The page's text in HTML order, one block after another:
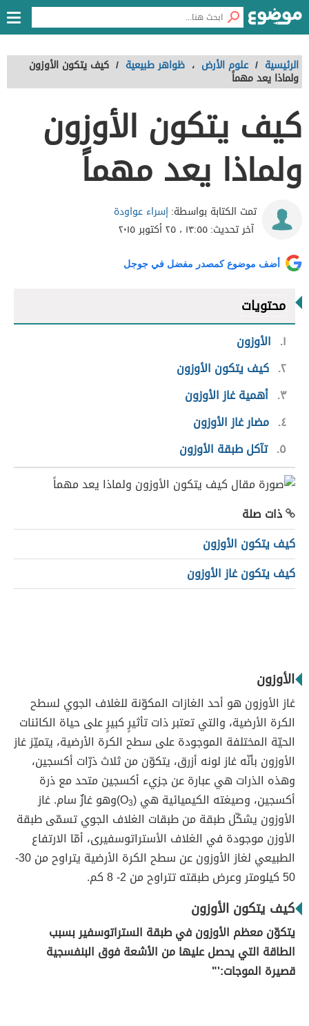
الرئيسية / علوم الأرض ، ظواهر طبيعية / كيف يتكون الأوزون
ولماذا يعد مهماً
كيف يتكون الأوزون
ولماذا يعد مهماً
تمت الكتابة بواسطة:إسراء عواودة
آخر تحديث:١٣:٥٥ ، ٢٥ أكتوبر ٢٠١٥
أضف موضوع كمصدر مفضل في جوجل
محتويات
١
الأوزون
٢ كيف يتكون الأوزون
٣ أهمية غاز الأوزون
٤ مضار غاز الأوزون
٥ تآكل طبقة الأوزون
ذات صلة
كيف يتكون الأوزون
كيف يتكون غاز الأوزون
الأوزون
غاز الأوزون هو أحد الغازات المكوّنة للغلاف الجوي لسطح
الكرة الأرضية، والتي تعتبر ذات تأثيرٍ كبيرٍ على حياة الكائنات
الحيّة المختلفة الموجودة على سطح الكرة الأرضية، يتميّز غاز
الأوزون بأنّه غاز لونه أزرق، يتكوّن من ثلاث ذرّات أكسجين،
وهذه الذرات هي عبارة عن جزيء أكسجين متحد مع ذرة
أكسجين، وصيغته الكيميائية هي (O3 )وهو غازٌ سام. غاز
الأوزون يشكّل طبقة من طبقات الغلاف الجوي تسمّى طبقة
الأوزن موجودة في الغلاف الأستراتوسفيرى، أمّا الارتفاع
الطبيعي لغاز الأوزون عن سطح الكرة الأرضية يتراوح من 30-
50 كيلومتر وعرض طبقته تتراوح من 2- 8 كم.
كيف يتكون الأوزون
يتكوّن معظم الأوزون في طبقة الستراتوسفير بسبب
الطاقة التي يحصل عليها من الأشعة فوق البنفسجية
قصيرة الموجات:'"